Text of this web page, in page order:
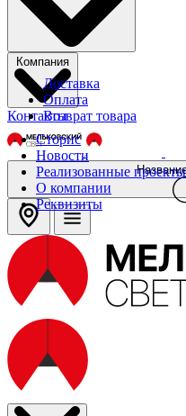
Доставка
Оплата
Возврат товара
Компания
Сторис
Новости
Реализованные проекты
О компании
Реквизиты
Контакты